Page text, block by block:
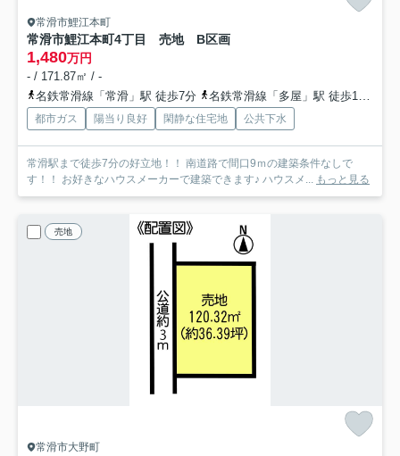
常滑市鯉江本町
常滑市鯉江本町4丁目 売地 B区画
1,480万円
- / 171.87㎡ / -
名鉄常滑線「常滑」駅 徒歩7分
名鉄常滑線「多屋」駅 徒歩12分
都市ガス 陽当り良好 閑静な住宅地 公共下水
常滑駅まで徒歩7分の好立地！！ 南道路で間口9ｍの建築条件なしで
す！！ お好きなハウスメーカーで建築できます♪ ハウスメ... もっと見る
売地
常滑市大野町